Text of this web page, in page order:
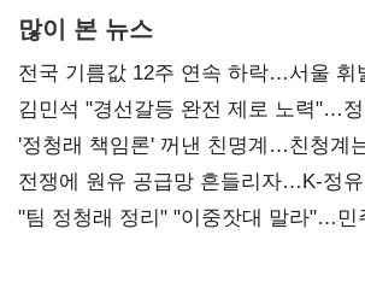
많이 본 뉴스
전국 기름값 12주 연속 하락…서울 휘
김민석 "경선갈등 완전 제로 노력"…
사과부터"
'정청래 책임론' 꺼낸 친명계…친청계
때리기
전쟁에 원유 공급망 흔들리자…K-정
핵심으로 재부상
"팀 정청래 정리" "이중잣대 말라"…민